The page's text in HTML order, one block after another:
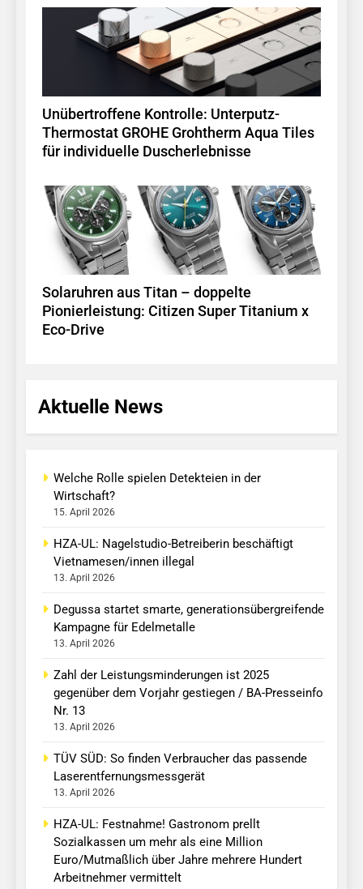
Unübertroffene Kontrolle: Unterputz-
Thermostat GROHE Grohtherm Aqua Tiles
für individuelle Duscherlebnisse
Solaruhren aus Titan – doppelte
Pionierleistung: Citizen Super Titanium x
Eco-Drive
Aktuelle News
Welche Rolle spielen Detekteien in der
Wirtschaft?
15. April 2026
HZA-UL: Nagelstudio-Betreiberin beschäftigt
Vietnamesen/innen illegal
13. April 2026
Degussa startet smarte, generationsübergreifende
Kampagne für Edelmetalle
13. April 2026
Zahl der Leistungsminderungen ist 2025
gegenüber dem Vorjahr gestiegen / BA-Presseinfo
Nr. 13
13. April 2026
TÜV SÜD: So finden Verbraucher das passende
Laserentfernungsmessgerät
13. April 2026
HZA-UL: Festnahme! Gastronom prellt
Sozialkassen um mehr als eine Million
Euro/Mutmaßlich über Jahre mehrere Hundert
Arbeitnehmer vermittelt